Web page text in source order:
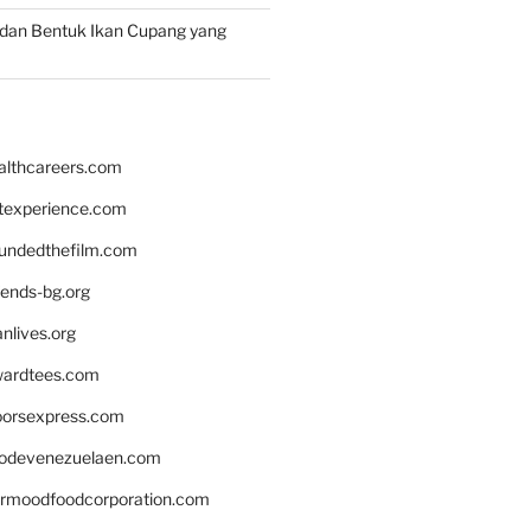
Bentuk Ikan Cupang yang
bg.org